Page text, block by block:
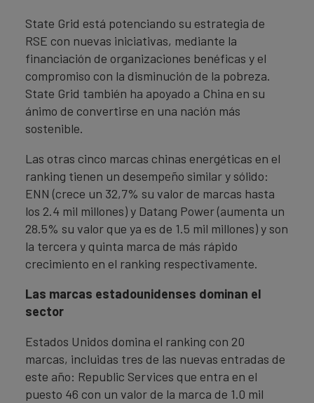
State Grid está potenciando su estrategia de
RSE con nuevas iniciativas, mediante la
financiación de organizaciones benéficas y el
compromiso con la disminución de la pobreza.
State Grid también ha apoyado a China en su
ánimo de convertirse en una nación más
sostenible.
Las otras cinco marcas chinas energéticas en el
ranking tienen un desempeño similar y sólido:
ENN (crece un 32,7% su valor de marcas hasta
los 2.4 mil millones) y Datang Power (aumenta un
28.5% su valor que ya es de 1.5 mil millones) y son
la tercera y quinta marca de más rápido
crecimiento en el ranking respectivamente.
Las marcas estadounidenses dominan el
sector
Estados Unidos domina el ranking con 20
marcas, incluidas tres de las nuevas entradas de
este año: Republic Services que entra en el
puesto 46 con un valor de la marca de 1.0 mil